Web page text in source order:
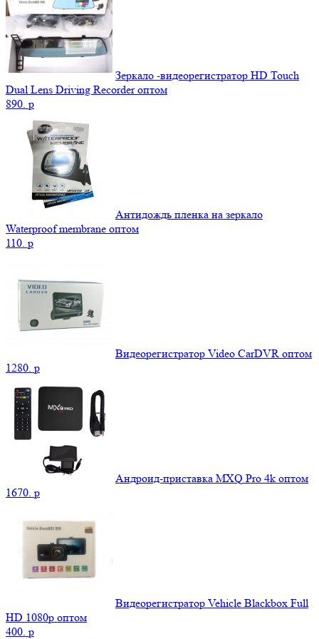
Зеркало -видеорегистратор HD Touch
Dual Lens Driving Recorder оптом
890. p
Антидождь пленка на зеркало
Waterproof membrane оптом
110. p
Видеорегистратор Video CarDVR оптом
1280. p
Андроид-приставка MXQ Pro 4k оптом
1670. p
Видеорегистратор Vehicle Blackbox Full
HD 1080p оптом
400. p